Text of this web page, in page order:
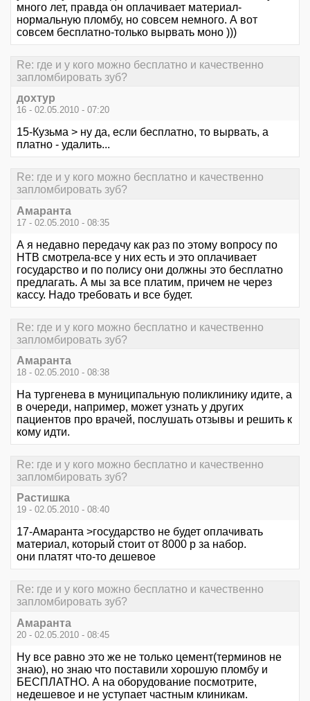
много лет, правда он оплачивает материал-
нормальную пломбу, но совсем немного. А вот
совсем бесплатно-только вырвать моно )))
Re: где и у кого можно бесплатно и качественно
запломбировать зуб?
дохтур
16 - 02.05.2010 - 07:20
15-Кузьма > ну да, если бесплатно, то вырвать, а
платно - удалить...
Re: где и у кого можно бесплатно и качественно
запломбировать зуб?
Амаранта
17 - 02.05.2010 - 08:35
А я недавно передачу как раз по этому вопросу по
НТВ смотрела-все у них есть и это оплачивает
государство и по полису они должны это бесплатно
предлагать. А мы за все платим, причем не через
кассу. Надо требовать и все будет.
Re: где и у кого можно бесплатно и качественно
запломбировать зуб?
Амаранта
18 - 02.05.2010 - 08:38
На тургенева в муниципальную поликлинику идите, а
в очереди, например, может узнать у других
пациентов про врачей, послушать отзывы и решить к
кому идти.
Re: где и у кого можно бесплатно и качественно
запломбировать зуб?
Растишка
19 - 02.05.2010 - 08:40
17-Амаранта >государство не будет оплачивать
материал, который стоит от 8000 р за набор.
они платят что-то дешевое
Re: где и у кого можно бесплатно и качественно
запломбировать зуб?
Амаранта
20 - 02.05.2010 - 08:45
Ну все равно это же не только цемент(терминов не
знаю), но знаю что поставили хорошую пломбу и
БЕСПЛАТНО. А на оборудование посмотрите,
недешевое и не уступает частным клиникам.